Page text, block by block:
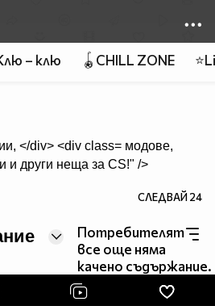
– клю 🪀CHILL ZONE
модове,
и други неща за CS!" />
СЛЕДВАЙ24
Потребителят
все още няма
качено съдържание.